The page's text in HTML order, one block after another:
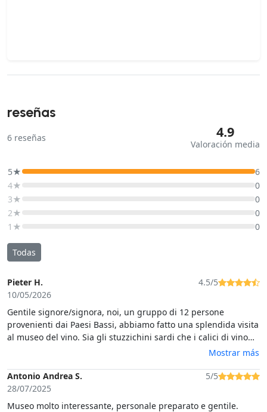
reseñas
6 reseñas 4.9
Valoración media
5★
6
4★
0
3★
0
2★
0
1★
0
Todas
Pieter H.
10/05/2026
4.5/5
Gentile signore/signora, noi, un gruppo di 12 persone
provenienti dai Paesi Bassi, abbiamo fatto una splendida visita
al museo del vino. Sia gli stuzzichini sardi che i calici di vino
erano squisiti, il personale è stato molto cordiale e ha reso la
Mostrar más
Antonio Andrea S.
28/07/2025
5/5
Museo molto interessante, personale preparato e gentile.